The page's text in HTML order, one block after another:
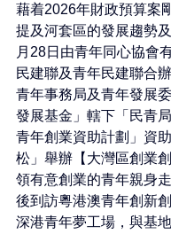
藉着2026年財政預算案
提及河套區的發展趨勢
月28日由青年同心協會
民建聯及青年民建聯合
青年事務局及青年發展
發展基金」轄下「民青
青年創業資助計劃」資
松」舉辦【大灣區創業
領有意創業的青年親身
後到訪粵港澳青年創新
深港青年夢工場，與基